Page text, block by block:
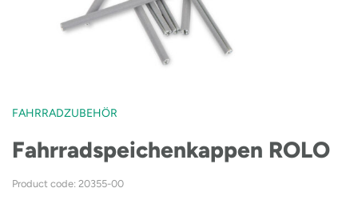
FAHRRADZUBEHÖR
Fahrradspeichenkappen ROLO
Product code: 20355-00